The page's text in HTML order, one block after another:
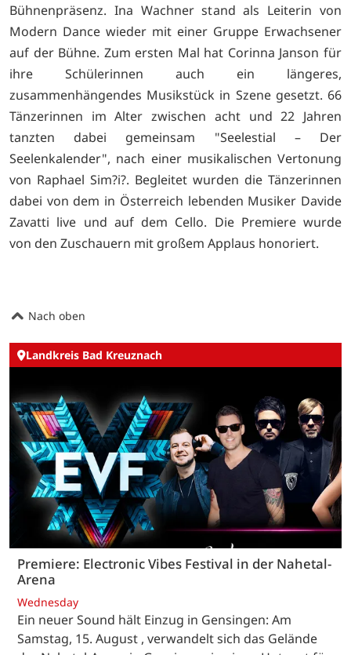
Bühnenpräsenz. Ina Wachner stand als Leiterin von
Modern Dance wieder mit einer Gruppe Erwachsener
auf der Bühne. Zum ersten Mal hat Corinna Janson für
ihre Schülerinnen auch ein längeres,
zusammenhängendes Musikstück in Szene gesetzt. 66
Tänzerinnen im Alter zwischen acht und 22 Jahren
tanzten dabei gemeinsam "Seelestial – Der
Seelenkalender", nach einer musikalischen Vertonung
von Raphael Sim?i?. Begleitet wurden die Tänzerinnen
dabei von dem in Österreich lebenden Musiker Davide
Zavatti live und auf dem Cello. Die Premiere wurde
von den Zuschauern mit großem Applaus honoriert.
Nach oben
Landkreis Bad Kreuznach
Premiere: Electronic Vibes Festival in der Nahetal-
Arena
Wednesday
Ein neuer Sound hält Einzug in Gensingen: Am
Samstag, 15. August , verwandelt sich das Gelände